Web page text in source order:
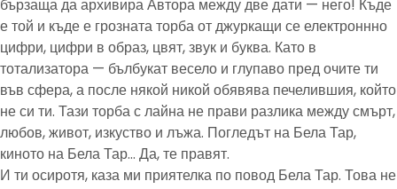
бързаща да архивира Автора между две дати — него! Къде
е той и къде е грозната торба от джуркащи се електроннно
цифри, цифри в образ, цвят, звук и буква. Като в
тотализатора — бълбукат весело и глупаво пред очите ти
във сфера, а после някой никой обявява печелившия, който
не си ти. Тази торба с лайна не прави разлика между смърт,
любов, живот, изкуство и лъжа. Погледът на Бела Тар,
киното на Бела Тар… Да, те правят.
И ти осиротя, каза ми приятелка по повод Бела Тар. Това не